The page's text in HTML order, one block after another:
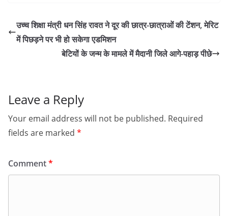
उच्च शिक्षा मंत्री धन सिंह रावत ने दूर की छात्र-छात्राओं की टेंशन, मेरिट
में पिछड़ने पर भी हो सकेगा एडमिशन
बेटियों के जन्म के मामले में मैदानी जिले आगे-पहाड़ पीछे
Leave a Reply
Your email address will not be published. Required
fields are marked *
Comment*